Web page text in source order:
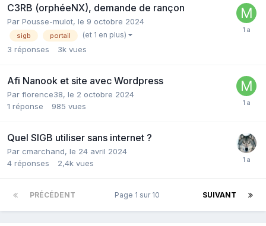
C3RB (orphéeNX), demande de rançon
Par Pousse-mulot, le 9 octobre 2024
sigb portail (et 1 en plus)
3 réponses 3k vues
Afi Nanook et site avec Wordpress
Par florence38, le 2 octobre 2024
1 réponse 985 vues
Quel SIGB utiliser sans internet ?
Par cmarchand, le 24 avril 2024
4 réponses 2,4k vues
PRÉCÉDENT SUIVANT
Page 1 sur 10